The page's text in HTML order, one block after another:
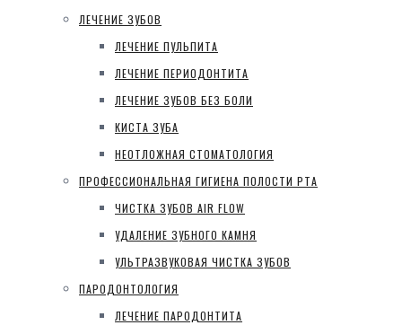
ЛЕЧЕНИЕ ЗУБОВ
ЛЕЧЕНИЕ ПУЛЬПИТА
ЛЕЧЕНИЕ ПЕРИОДОНТИТА
ЛЕЧЕНИЕ ЗУБОВ БЕЗ БОЛИ
КИСТА ЗУБА
НЕОТЛОЖНАЯ СТОМАТОЛОГИЯ
ПРОФЕССИОНАЛЬНАЯ ГИГИЕНА ПОЛОСТИ РТА
ЧИСТКА ЗУБОВ AIR FLOW
УДАЛЕНИЕ ЗУБНОГО КАМНЯ
УЛЬТРАЗВУКОВАЯ ЧИСТКА ЗУБОВ
ПАРОДОНТОЛОГИЯ
ЛЕЧЕНИЕ ПАРОДОНТИТА